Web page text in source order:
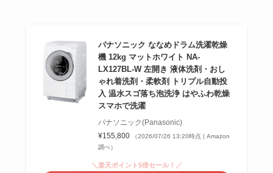
パナソニック ななめドラム洗濯乾燥
機 12kg マットホワイト NA-
LX127BL-W 左開き 液体洗剤・おし
ゃれ着洗剤・柔軟剤 トリプル自動投
入 温水スゴ落ち泡洗浄 はやふわ乾燥
スマホで洗濯
パナソニック(Panasonic)
¥155,800
（2026/07/26 13:20時点 | Amazon
調べ）
＼楽天ポイント5倍セール！／